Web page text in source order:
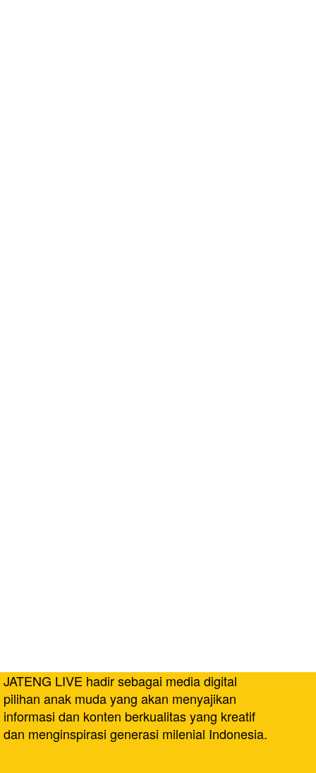
JATENG LIVE hadir sebagai media digital
pilihan anak muda yang akan menyajikan
informasi dan konten berkualitas yang kreatif
dan menginspirasi generasi milenial Indonesia.